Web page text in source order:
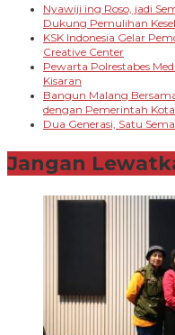
Nyawiji ing Roso, jadi
Dukung Pemulihan
KSK Indonesia Gelar
Creative Center
Pewarta Polrestabes
Kisaran
Bangun Malang
dengan Pemerintah Kota
Dua Generasi, Satu
Jangan